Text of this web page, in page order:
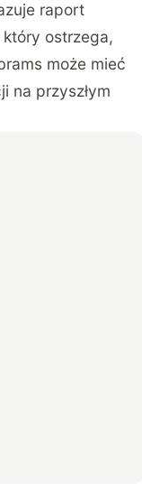
raport
ostrzega,
może mieć
na przyszłym